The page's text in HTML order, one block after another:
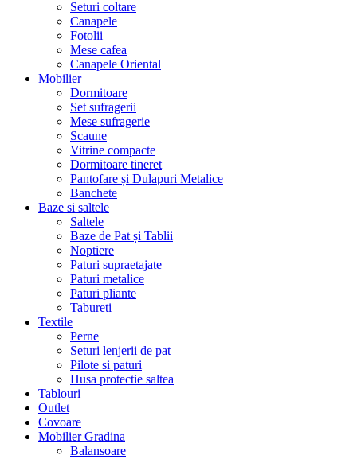
Seturi coltare
Canapele
Fotolii
Mese cafea
Canapele Oriental
Mobilier
Dormitoare
Set sufragerii
Mese sufragerie
Scaune
Vitrine compacte
Dormitoare tineret
Pantofare și Dulapuri Metalice
Banchete
Baze si saltele
Saltele
Baze de Pat și Tablii
Noptiere
Paturi supraetajate
Paturi metalice
Paturi pliante
Tabureti
Textile
Perne
Seturi lenjerii de pat
Pilote si paturi
Husa protectie saltea
Tablouri
Outlet
Covoare
Mobilier Gradina
Balansoare